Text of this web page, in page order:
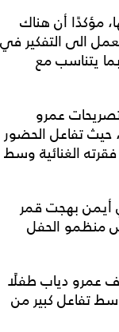
مؤكدًا أن هناك
الى التفكير في
يتناسب مع
عمرو
حيث تفاعل الحضور
الغنائية وسط
أيمن بهجت قمر
منظمو الحفل
عمرو دياب طفلًا
تفاعل كبير من